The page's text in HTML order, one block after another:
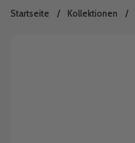
Startseite / Kollektionen /